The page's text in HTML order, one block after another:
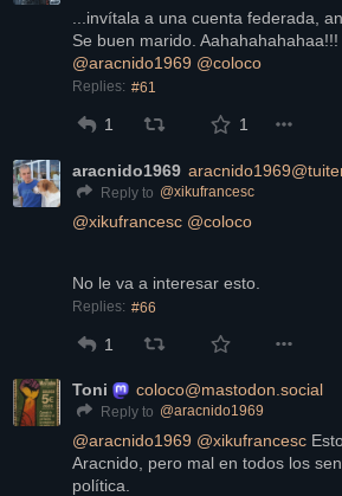
...invítala a una cuenta federada,
Se buen marido. Aahahahahahaa!!!
@aracnido1969 @coloco
Replies: #61
1 1
aracnido1969
Reply to @xikufrancesc
@xikufrancesc @coloco
No le va a interesar esto.
Replies: #66
1
Toni coloco@mastodon.social
Reply to @aracnido1969
@aracnido1969 @xikufrancesc
Aracnido, pero mal en todos los
política.